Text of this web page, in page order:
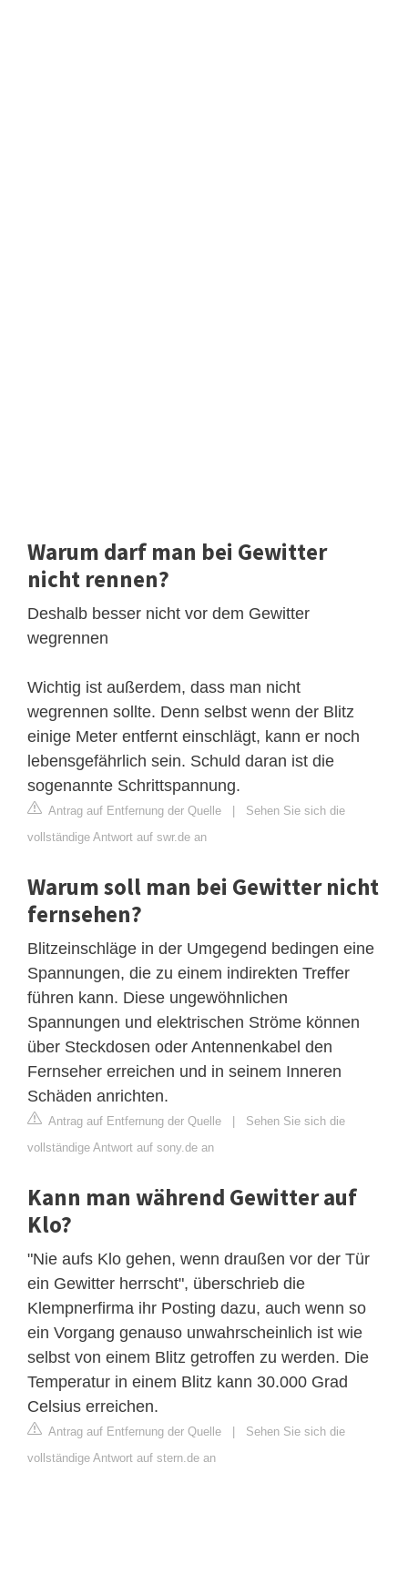
Warum darf man bei Gewitter
nicht rennen?
Deshalb besser nicht vor dem Gewitter
wegrennen
Wichtig ist außerdem, dass man nicht
wegrennen sollte. Denn selbst wenn der Blitz
einige Meter entfernt einschlägt, kann er noch
lebensgefährlich sein. Schuld daran ist die
sogenannte Schrittspannung.
Antrag auf Entfernung der Quelle | Sehen Sie sich die
vollständige Antwort auf swr.de an
Warum soll man bei Gewitter nicht
fernsehen?
Blitzeinschläge in der Umgegend bedingen eine
Spannungen, die zu einem indirekten Treffer
führen kann. Diese ungewöhnlichen
Spannungen und elektrischen Ströme können
über Steckdosen oder Antennenkabel den
Fernseher erreichen und in seinem Inneren
Schäden anrichten.
Antrag auf Entfernung der Quelle | Sehen Sie sich die
vollständige Antwort auf sony.de an
Kann man während Gewitter auf
Klo?
"Nie aufs Klo gehen, wenn draußen vor der Tür
ein Gewitter herrscht", überschrieb die
Klempnerfirma ihr Posting dazu, auch wenn so
ein Vorgang genauso unwahrscheinlich ist wie
selbst von einem Blitz getroffen zu werden. Die
Temperatur in einem Blitz kann 30.000 Grad
Celsius erreichen.
Antrag auf Entfernung der Quelle | Sehen Sie sich die
vollständige Antwort auf stern.de an